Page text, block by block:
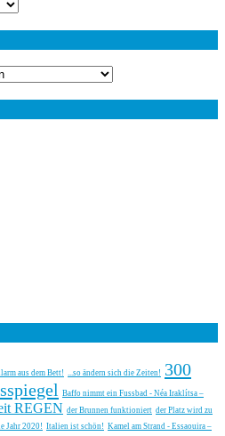
aus dem Bett! ...so ändern sich die Zeiten! 300
Baffo nimmt ein Fussbad - Néa Iraklítsa –
REGEN der Brunnen funktioniert der Platz wird zu
Jahr 2020! Italien ist schön! Kamel am Strand - Essaouira –